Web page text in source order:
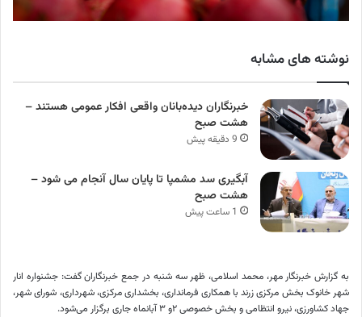
نوشته های مشابه
خبرنگاران دیده‌بانان واقعی افکار عمومی هستند –
هشت صبح
9 دقیقه پیش
آبگیری سد مشمپا تا پایان سال آنجام می شود –
هشت صبح
1 ساعت پیش
به گزارش خبرنگار مهر، محمد اسلامی، ظهر سه شنبه در جمع خبرنگاران گفت: جشنواره انار
شهرخانوک بخش مرکزی زرند با همکاری فرمانداری، بخشداری مرکزی، شهرداری، شورای شهر،
جهاد کشاورزی، نیرو انتظامی و بخش خصوصی ۲و ۳ آبانماه جاری برگزار می‌شود.